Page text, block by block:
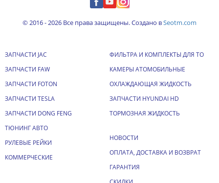
© 2016 - 2026 Все права защищены. Создано вSeotm.com
ЗАПЧАСТИ JAC
ЗАПЧАСТИ FAW
ЗАПЧАСТИ FOTON
ЗАПЧАСТИ TESLA
ЗАПЧАСТИ DONG FENG
ТЮНИНГ АВТО
РУЛЕВЫЕ РЕЙКИ
КОММЕРЧЕСКИЕ
ФИЛЬТРА И КОМПЛЕКТЫ ДЛЯ ТО
КАМЕРЫ АТОМОБИЛЬНЫЕ
ОХЛАЖДАЮЩАЯ ЖИДКОСТЬ
ЗАПЧАСТИ HYUNDAI HD
ТОРМОЗНАЯ ЖИДКОСТЬ
НОВОСТИ
ОПЛАТА, ДОСТАВКА И ВОЗВРАТ
ГАРАНТИЯ